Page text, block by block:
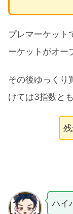
プレマーケット
ーケットがオー
その後ゆっくり
けては3指数と
ハイ